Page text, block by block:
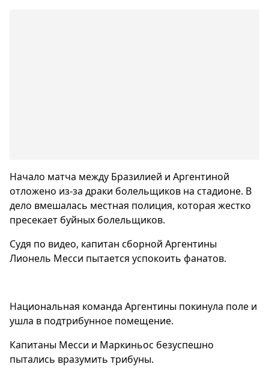
Начало матча между Бразилией и Аргентиной
отложено из-за драки болельщиков на стадионе. В
дело вмешалась местная полиция, которая жестко
пресекает буйных болельщиков.
Судя по видео, капитан сборной Аргентины
Лионель Месси пытается успокоить фанатов.
Национальная команда Аргентины покинула поле и
ушла в подтрибунное помещение.
Капитаны Месси и Маркиньос безуспешно
пытались вразумить трибуны.